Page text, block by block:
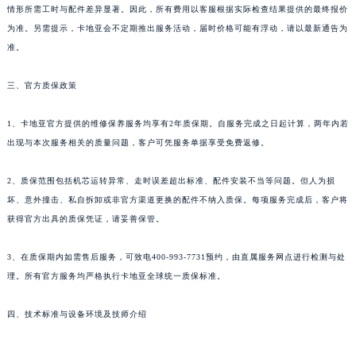
情形所需工时与配件差异显著。因此，所有费用以客服根据实际检查结果提供的最终报价
为准。另需提示，卡地亚会不定期推出服务活动，届时价格可能有浮动，请以最新通告为
准。
三、官方质保政策
1、卡地亚官方提供的维修保养服务均享有2年质保期。自服务完成之日起计算，两年内若
出现与本次服务相关的质量问题，客户可凭服务单据享受免费返修。
2、质保范围包括机芯运转异常、走时误差超出标准、配件安装不当等问题。但人为损
坏、意外撞击、私自拆卸或非官方渠道更换的配件不纳入质保。每项服务完成后，客户将
获得官方出具的质保凭证，请妥善保管。
3、在质保期内如需售后服务，可致电400-993-7731预约，由直属服务网点进行检测与处
理。所有官方服务均严格执行卡地亚全球统一质保标准。
四、技术标准与设备环境及技师介绍